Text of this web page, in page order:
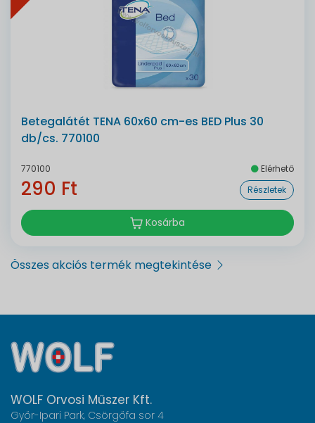
Betegalátét TENA 60x60 cm-es BED Plus 30
db/cs. 770100
770100 Elérhető
290 Ft Részletek
Kosárba
Összes akciós termék megtekintése
WOLF Orvosi Műszer Kft.
Győr-Ipari Park, Csörgőfa sor 4